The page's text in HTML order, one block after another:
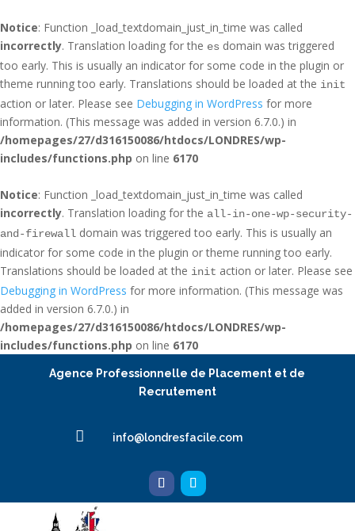
Notice: Function _load_textdomain_just_in_time was called
incorrectly. Translation loading for the es domain was triggered
too early. This is usually an indicator for some code in the plugin or
theme running too early. Translations should be loaded at the init
action or later. Please see Debugging in WordPress for more
information. (This message was added in version 6.7.0.) in
/homepages/27/d316150086/htdocs/LONDRES/wp-
includes/functions.php on line 6170
Notice: Function _load_textdomain_just_in_time was called
incorrectly. Translation loading for the all-in-one-wp-security-
and-firewall domain was triggered too early. This is usually an
indicator for some code in the plugin or theme running too early.
Translations should be loaded at the init action or later. Please see
Debugging in WordPress for more information. (This message was
added in version 6.7.0.) in
/homepages/27/d316150086/htdocs/LONDRES/wp-
includes/functions.php on line 6170
Agence Professionnelle de Placement et de
Recrutement
 info@londresfacile.com